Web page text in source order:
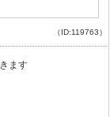
（ID:119763）
ます